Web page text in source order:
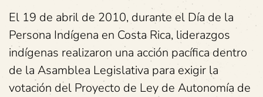
El 19 de abril de 2010, durante el Día de la
Persona Indígena en Costa Rica, liderazgos
indígenas realizaron una acción pacífica dentro
de la Asamblea Legislativa para exigir la
votación del Proyecto de Ley de Autonomía de